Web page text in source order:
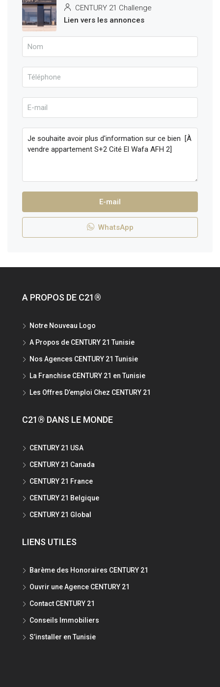
CENTURY 21 Challenge
Lien vers les annonces
E-mail
WhatsApp
A PROPOS DE C21®
Notre Nouveau Logo
A Propos de CENTURY 21 Tunisie
Nos Agences CENTURY 21 Tunisie
La Franchise CENTURY 21 en Tunisie
Les Offres D’emploi Chez CENTURY 21
C21® DANS LE MONDE
CENTURY 21 USA
CENTURY 21 Canada
CENTURY 21 France
CENTURY 21 Belgique
CENTURY 21 Global
LIENS UTILES
Barème des Honoraires CENTURY 21
Ouvrir une Agence CENTURY 21
Contact CENTURY 21
Conseils Immobiliers
S’installer en Tunisie